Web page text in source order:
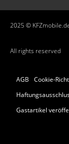
2025 ©
All rights reserved
AGB Cookie-
Gastartikel